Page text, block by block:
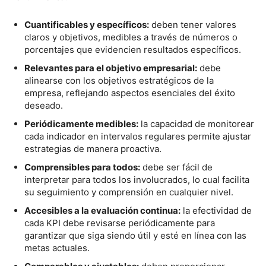
Cuantificables y específicos: deben tener valores
claros y objetivos, medibles a través de números o
porcentajes que evidencien resultados específicos.
Relevantes para el objetivo empresarial: debe
alinearse con los objetivos estratégicos de la
empresa, reflejando aspectos esenciales del éxito
deseado.
Periódicamente medibles: la capacidad de monitorear
cada indicador en intervalos regulares permite ajustar
estrategias de manera proactiva.
Comprensibles para todos: debe ser fácil de
interpretar para todos los involucrados, lo cual facilita
su seguimiento y comprensión en cualquier nivel.
Accesibles a la evaluación continua: la efectividad de
cada KPI debe revisarse periódicamente para
garantizar que siga siendo útil y esté en línea con las
metas actuales.